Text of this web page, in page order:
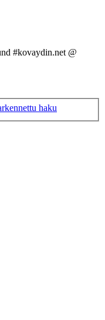
#kovaydin.net @
haku